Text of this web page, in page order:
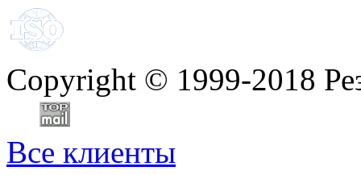
Copyright © 1999-2018
Все клиенты